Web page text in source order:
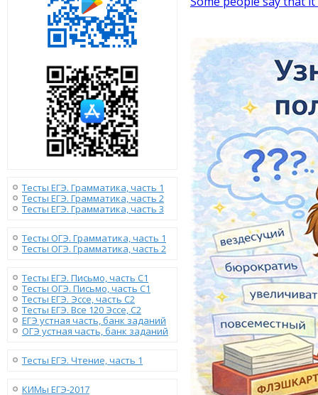
Тесты ЕГЭ. Грамматика, часть 1
Тесты ЕГЭ. Грамматика, часть 2
Тесты ЕГЭ. Грамматика, часть 3
Тесты ОГЭ. Грамматика, часть 1
Тесты ОГЭ. Грамматика, часть 2
Тесты ЕГЭ. Письмо, часть С1
Тесты ОГЭ. Письмо, часть С1
Тесты ЕГЭ. Эссе, часть C2
Тесты ЕГЭ. Все 120 Эссе, C2
ЕГЭ устная часть, банк заданий
ОГЭ устная часть, банк заданий
Тесты ЕГЭ. Чтение, часть 1
КИМы ЕГЭ-2017